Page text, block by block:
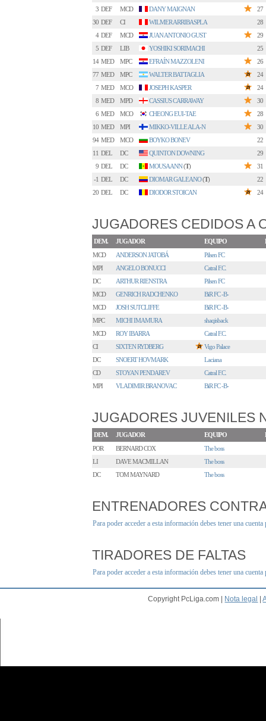
3 DEF MCD DANY MAIGNAN
27
30 DEF CI WILMER ARRIBASPLA
28
4 DEF MCD JUAN ANTONIO GUST
29
5 DEF LIB YOSHIKI SORIMACHI
25
14 MED MPC EFRAÍN MAZZOLENI
26
77 MED MPC WALTER BATTAGLIA
24
7 MED MCO JOSEPH KASPER
24
8 MED MPD CASSIUS CARRAWAY
30
6 MED MCO CHEONG EUI-TAE
28
10 MED MPI MIKKO-VILLE ALA-N
30
94 MED MCO BOYKO BONEV
22
11 DEL DC QUINTON DOWNING
29
9 DEL DC MOUSA ANN(T)
31
-1 DEL DC DIOMAR GALEANO(T)
22
20 DEL DC DIODOR STOICAN 24
JUGADORES CEDIDOS A
DEM. JUGADOR EQUIPO
MCD
ANDERSON JATOBÁ
Pilsen FC
MPI
ANGELO BONUCCI
Catral F.C.
DC
ARTHUR RIENSTRA
Pilsen FC
MCD
GENRICH RADCHENKO
BiR FC -B-
MCD
JOSH SUTCLIFFE
BiR FC -B-
MPC
MICHI IMAMURA
shaqisback
MCD
ROY IBARRA
Catral F.C.
CI
SIXTEN RYDBERG
Vigo Palace
DC
SNOERT HOVMARK
Laciana
CD
STOYAN PENDAREV
Catral F.C.
MPI
VLADIMIR BRANOVAC BiR FC -B-
JUGADORES JUVENILES
DEM. JUGADOR EQUIPO
POR
BERNARD COX
The boss
LI
DAVE MACMILLAN
The boss
DC
TOM MAYNARD The boss
ENTRENADORES
Para poder acceder a esta información debes tener una
TIRADORES DE FALTAS
Para poder acceder a esta información debes tener una
Copyright PcLiga.com | Nota legal |